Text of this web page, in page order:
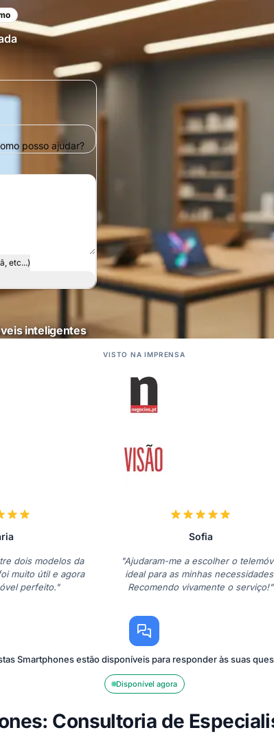
posso ajudar?
etc...)
inteligentes
VISTO NA IMPRENSA
dois modelos da
muito útil e agora
perfeito."
Sofia
"Ajudaram-me a escolher o
ideal para as minhas
Recomendo vivamente o serviço!"
Smartphones estão disponíveis para responder às suas
Disponível agora
Consultoria de